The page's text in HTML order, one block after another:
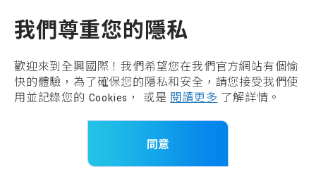
我們尊重您的隱私
歡迎來到全興國際！我們希望您在我們官方網站有個愉
快的體驗，為了確保您的隱私和安全，請您接受我們使
用並記錄您的 Cookies， 或是 閱讀更多 了解詳情。
同意